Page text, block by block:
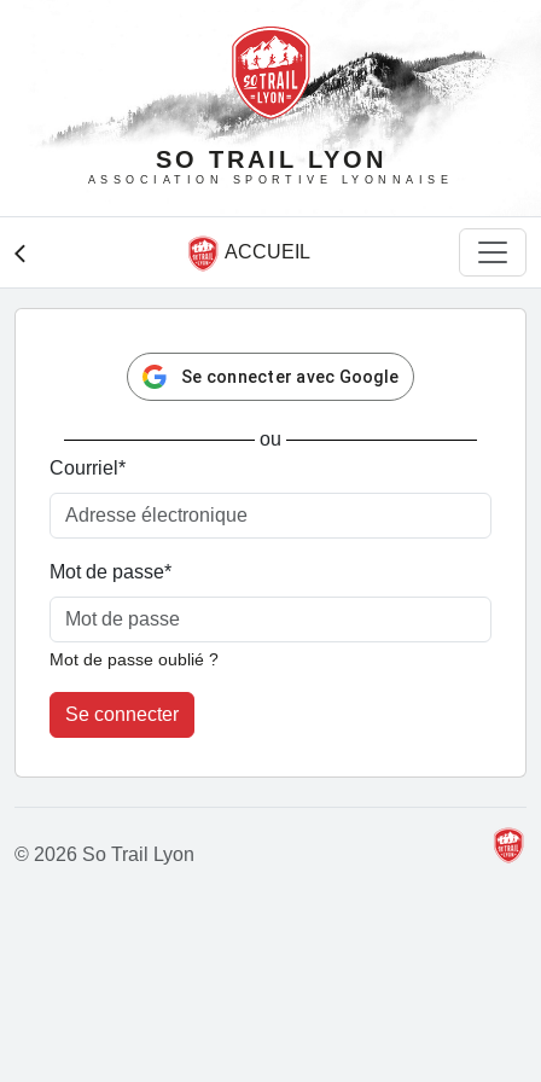
SO TRAIL LYON
ASSOCIATION SPORTIVE LYONNAISE
arrow_back_ios ACCUEIL
Se connecter avec Google
ou
Courriel *
Mot de passe*
Mot de passe oublié ?
Se connecter
© 2026 So Trail Lyon